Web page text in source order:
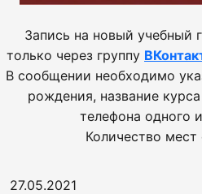
Запись на новый учебный
только через группу
В сообщении необходимо
рождения, название
телефона одного
Количество мест
27.05.2021